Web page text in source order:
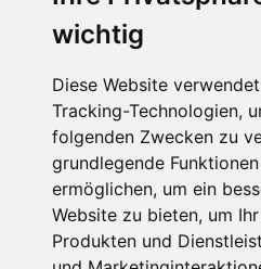
wichtig
Diese Website
Tracking-Technologien,
folgenden Zwecken zu
grundlegende
ermöglichen, um ein
Website zu bieten, um
Produkten und
Die Schneehoehen Ski APP
Muss für alle